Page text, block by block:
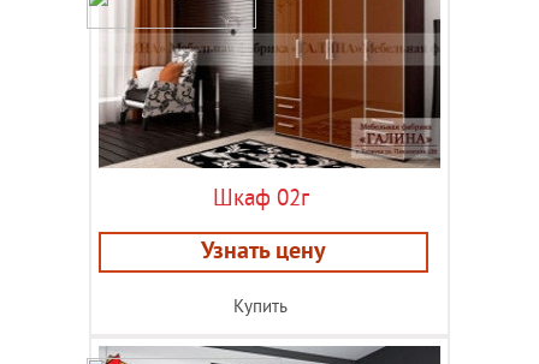
Шкаф 02г
Узнать цену
Купить